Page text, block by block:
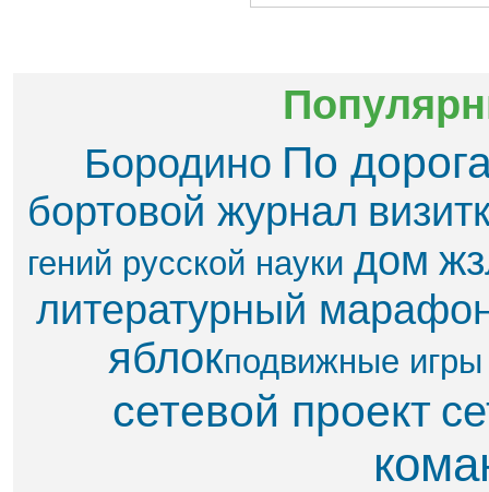
Бородино По
бортовой журнал
гений русской науки дом
литературный
яблок​подвижные игры
сетевой проект